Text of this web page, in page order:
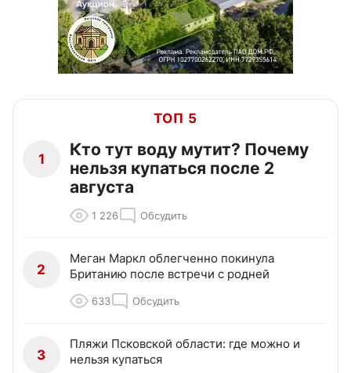
ТОП 5
1
Кто тут воду мутит? Почему
нельзя купаться после 2
августа
1 226 Обсудить
2
Меган Маркл облегченно покинула
Британию после встречи с родней
633 Обсудить
3
Пляжи Псковской области: где можно и
нельзя купаться